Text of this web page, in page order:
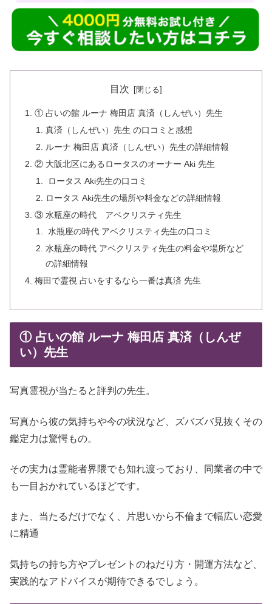
目次
① 占いの館 ルーナ 梅田店 真済（しんぜい）先生
真済（しんぜい）先生 の口コミと感想
ルーナ 梅田店 真済（しんぜい）先生の詳細情報
② 大阪北区にあるロータスのオーナー Aki 先生
ロータス Aki先生の口コミ
ロータス Aki先生の場所や料金などの詳細情報
③ 水瓶座の時代 アベクリスティ先生
水瓶座の時代 アベクリスティ先生の口コミ
水瓶座の時代 アベクリスティ先生の料金や場所など
の詳細情報
梅田で霊視 占いをするなら一番は真済 先生
① 占いの館 ルーナ 梅田店 真済（しんぜ
い）先生
写真霊視が当たると評判の先生。
写真から彼の気持ちや今の状況など、ズバズバ見抜くその
鑑定力は驚愕もの。
その実力は霊能者界隈でも知れ渡っており、同業者の中で
も一目おかれているほどです。
また、当たるだけでなく、片思いから不倫まで幅広い恋愛
に精通
気持ちの持ち方やプレゼントのねだり方・開運方法など、
実践的なアドバイスが期待できるでしょう。